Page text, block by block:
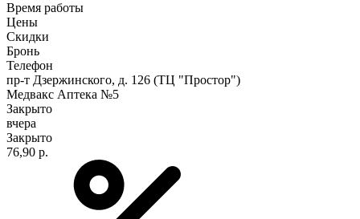
Время работы
Цены
Скидки
Бронь
Телефон
пр-т Дзержинского, д. 126 (ТЦ "Простор")
Медвакс Аптека №5
Закрыто
вчера
Закрыто
76,90 р.